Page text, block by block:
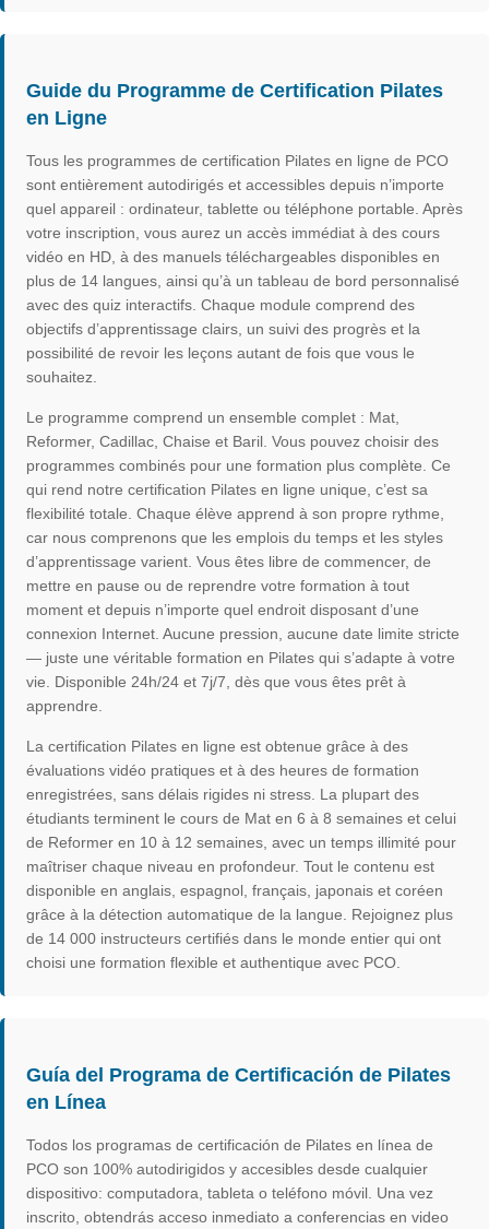
Guide du Programme de Certification Pilates
en Ligne
Tous les programmes de certification Pilates en ligne de PCO
sont entièrement autodirigés et accessibles depuis n’importe
quel appareil : ordinateur, tablette ou téléphone portable. Après
votre inscription, vous aurez un accès immédiat à des cours
vidéo en HD, à des manuels téléchargeables disponibles en
plus de 14 langues, ainsi qu’à un tableau de bord personnalisé
avec des quiz interactifs. Chaque module comprend des
objectifs d’apprentissage clairs, un suivi des progrès et la
possibilité de revoir les leçons autant de fois que vous le
souhaitez.
Le programme comprend un ensemble complet : Mat,
Reformer, Cadillac, Chaise et Baril. Vous pouvez choisir des
programmes combinés pour une formation plus complète. Ce
qui rend notre certification Pilates en ligne unique, c’est sa
flexibilité totale. Chaque élève apprend à son propre rythme,
car nous comprenons que les emplois du temps et les styles
d’apprentissage varient. Vous êtes libre de commencer, de
mettre en pause ou de reprendre votre formation à tout
moment et depuis n’importe quel endroit disposant d’une
connexion Internet. Aucune pression, aucune date limite stricte
— juste une véritable formation en Pilates qui s’adapte à votre
vie. Disponible 24h/24 et 7j/7, dès que vous êtes prêt à
apprendre.
La certification Pilates en ligne est obtenue grâce à des
évaluations vidéo pratiques et à des heures de formation
enregistrées, sans délais rigides ni stress. La plupart des
étudiants terminent le cours de Mat en 6 à 8 semaines et celui
de Reformer en 10 à 12 semaines, avec un temps illimité pour
maîtriser chaque niveau en profondeur. Tout le contenu est
disponible en anglais, espagnol, français, japonais et coréen
grâce à la détection automatique de la langue. Rejoignez plus
de 14 000 instructeurs certifiés dans le monde entier qui ont
choisi une formation flexible et authentique avec PCO.
Guía del Programa de Certificación de Pilates
en Línea
Todos los programas de certificación de Pilates en línea de
PCO son 100% autodirigidos y accesibles desde cualquier
dispositivo: computadora, tableta o teléfono móvil. Una vez
inscrito, obtendrás acceso inmediato a conferencias en video